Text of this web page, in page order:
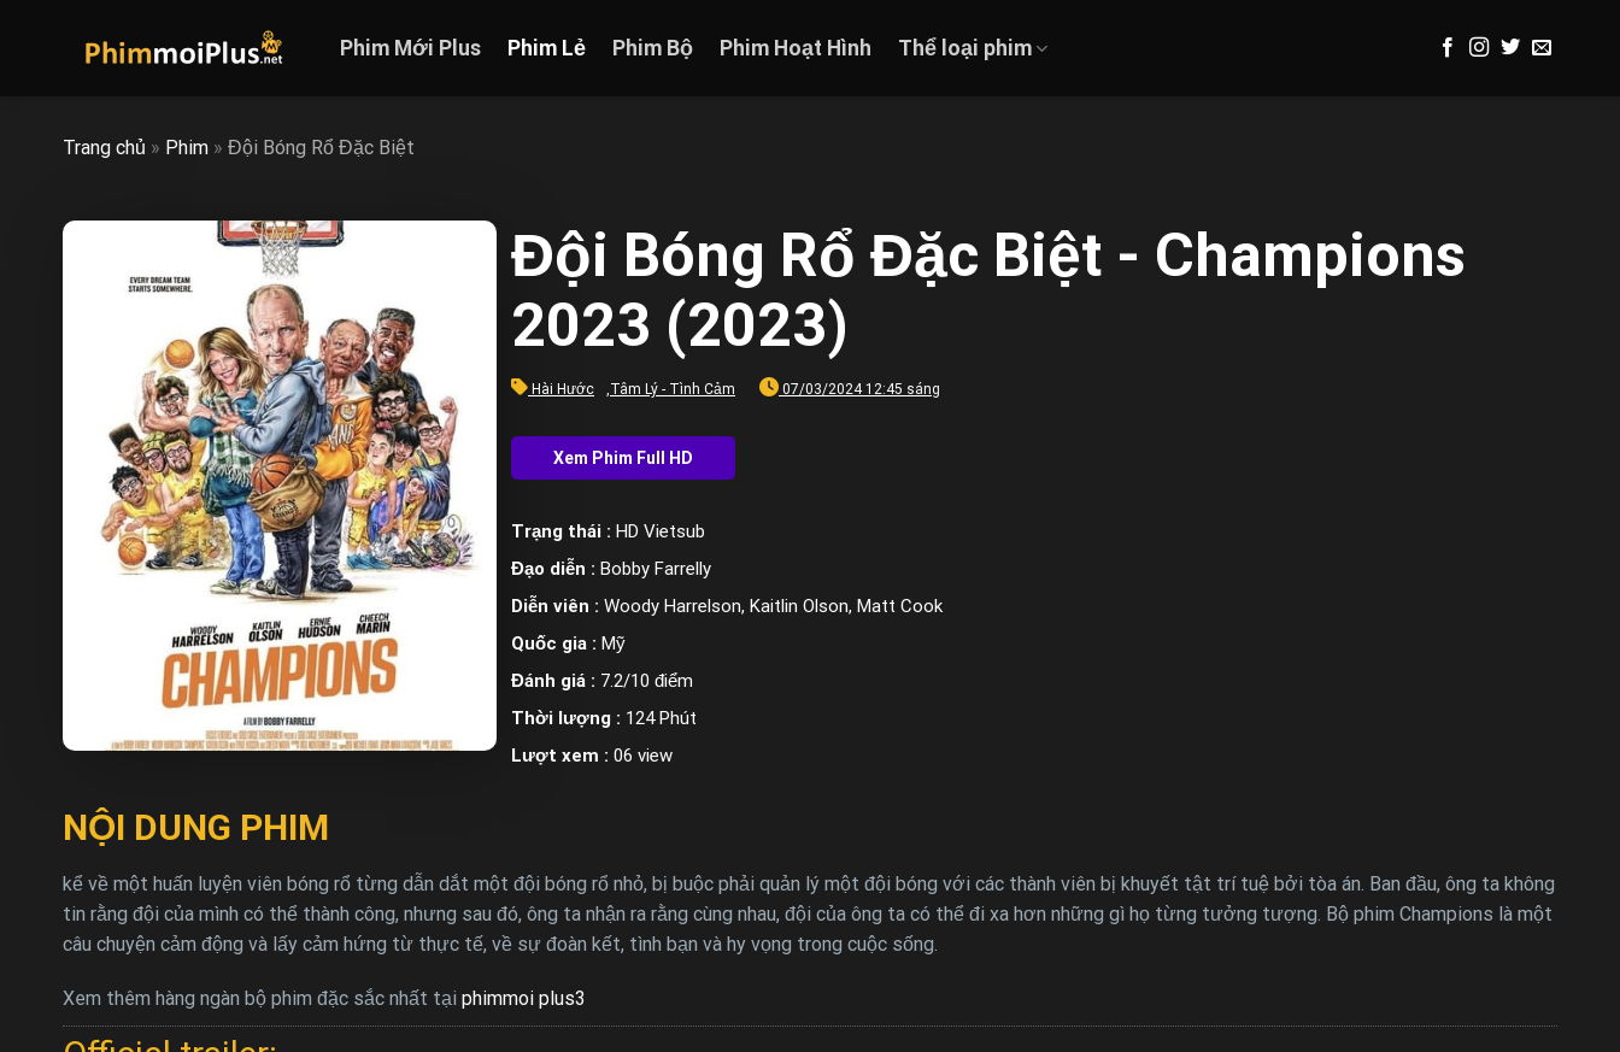
Phim Mới Plus Phim Lẻ Phim Bộ Phim Hoạt Hình Thể loại phim
Trang chủ » Phim » Đội Bóng Rổ Đặc Biệt
Đội Bóng Rổ Đặc Biệt - Champions
2023 (2023)
Hài Hước Tâm Lý - Tình Cảm 07/03/2024 12:45 sáng
Trạng thái : HD Vietsub
Đạo diễn : Bobby Farrelly
Diễn viên : Woody Harrelson, Kaitlin Olson, Matt Cook
Quốc gia : Mỹ
Đánh giá : 7.2/10 điểm
Thời lượng : 124 Phút
Lượt xem : 06 view
NỘI DUNG PHIM
kể về một huấn luyện viên bóng rổ từng dẫn dắt một đội bóng rổ nhỏ, bị buộc phải quản lý một đội bóng với các thành viên bị khuyết tật trí tuệ bởi tòa án. Ban đầu, ông ta không
tin rằng đội của mình có thể thành công, nhưng sau đó, ông ta nhận ra rằng cùng nhau, đội của ông ta có thể đi xa hơn những gì họ từng tưởng tượng. Bộ phim Champions là một
câu chuyện cảm động và lấy cảm hứng từ thực tế, về sự đoàn kết, tình bạn và hy vọng trong cuộc sống.
Xem thêm hàng ngàn bộ phim đặc sắc nhất tại phimmoi plus3